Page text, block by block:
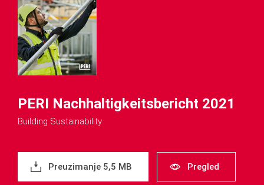
PERI Nachhaltigkeitsbericht 2021
Building Sustainability
Preuzimanje 5,5 MB Pregled